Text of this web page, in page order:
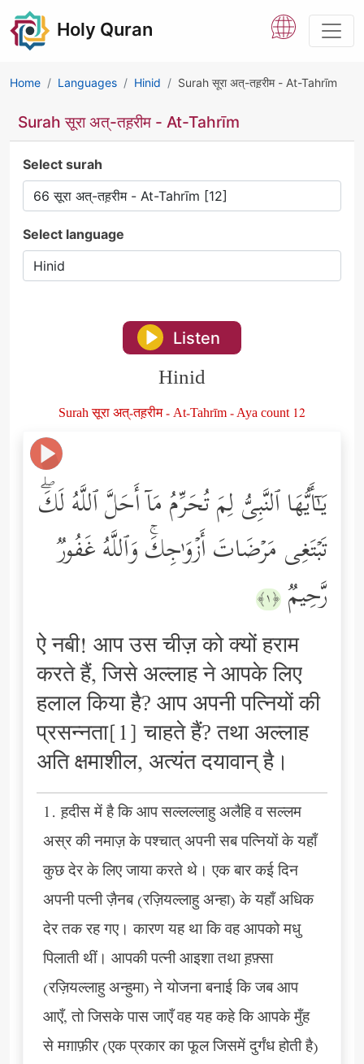
Holy Quran
Home Languages Hinid Surah सूरा अत्-तह़रीम - At-Tahrīm
Surah सूरा अत्-तह़रीम - At-Tahrīm
Select surah
Select language
Listen
Hinid
Surah सूरा अत्-तह़रीम - At-Tahrīm - Aya count 12
یَـٰۤأَیُّهَا ٱلنَّبِیُّ لِمَ تُحَرِّمُ مَاۤ أَحَلَّ ٱللَّهُ لَكَۖ
تَبۡتَغِی مَرۡضَاتَ أَزۡوَ ٰ⁠جِكَۚ وَٱللَّهُ غَفُورࣱ
رَّحِیمࣱ ﴿١﴾
ऐ नबी! आप उस चीज़ को क्यों हराम
करते हैं, जिसे अल्लाह ने आपके लिए
हलाल किया है? आप अपनी पत्नियों की
प्रसन्नता[1] चाहते हैं? तथा अल्लाह
अति क्षमाशील, अत्यंत दयावान् है।
1. ह़दीस में है कि आप सल्लल्लाहु अलैहि व सल्लम
अस्र की नमाज़ के पश्चात् अपनी सब पत्नियों के यहाँ
कुछ देर के लिए जाया करते थे। एक बार कई दिन
अपनी पत्नी ज़ैनब (रज़ियल्लाहु अन्हा) के यहाँ अधिक
देर तक रह गए। कारण यह था कि वह आपको मधु
पिलाती थीं। आपकी पत्नी आइशा तथा ह़फ़्सा
(रज़ियल्लाहु अन्हुमा) ने योजना बनाई कि जब आप
आएँ, तो जिसके पास जाएँ वह यह कहे कि आपके मुँह
से मग़ाफ़ीर (एक प्रकार का फूल जिसमें दुर्गंध होती है)